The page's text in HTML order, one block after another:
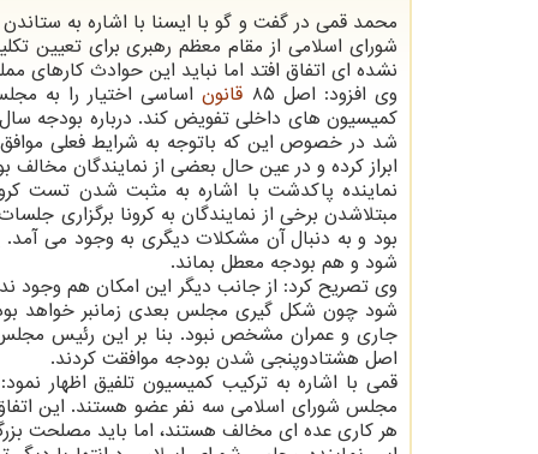
محمد قمی در گفت و گو با ایسنا با اشاره به
نشده ای اتفاق افتد اما نباید این حوادث كارهای
وی افزود: اصل ۸۵
قانوناساسی اختیار را به
ابراز كرده و در عین حال بعضی از نمایندگان مخالف
نماینده پاكدشت با اشاره به مثبت شدن تست
مبتلاشدن برخی از نمایندگان به كرونا برگزاری
بود و به دنبال آن مشكلات دیگری به وجود می
شود و هم بودجه معطل بماند.
وی تصریح كرد: از جانب دیگر این امكان هم وجود
شود چون شكل گیری مجلس بعدی زمانبر خواهد
جاری و عمران مشخص نبود. بنا بر این رئیس
اصل هشتادوپنجی شدن بودجه موافقت كردند.
قمی با اشاره به تركیب كمیسیون تلفیق اظهار
مجلس شورای اسلامی سه نفر عضو هستند. این اتفاق
هر كاری عده ای مخالف هستند، اما باید مصلحت